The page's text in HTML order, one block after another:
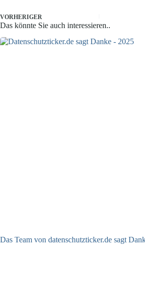
VORHERIGER
Das könnte Sie auch interessieren..
Das Team von datenschutzticker.de sagt